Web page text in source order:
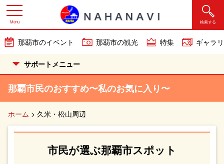
検索する
那覇市のイベント 那覇市の観光 特集 ギャラ
Menu
サポートメニュー
那覇市民のおすすめ〜私のお気に入り〜
ホーム > 久米・松山周辺
市民が選ぶ那覇市スポット